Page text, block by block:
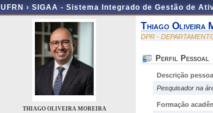
UFRN › SIGAA - Sistema Integrado de Gestão de
THIAGO OLIVEIRA MOREIRA
Thiago Oliveira
DPR -
Perfil Pessoal
Descrição
Pesquisador na
Formação